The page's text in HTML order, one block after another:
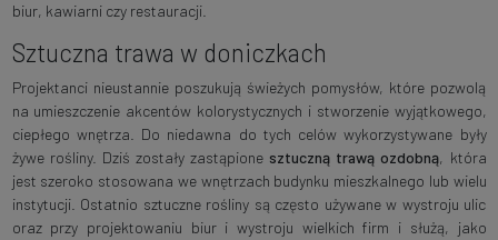
biur, kawiarni czy restauracji.
Sztuczna trawa w doniczkach
Projektanci nieustannie poszukują świeżych pomysłów, które pozwolą
na umieszczenie akcentów kolorystycznych i stworzenie wyjątkowego,
ciepłego wnętrza. Do niedawna do tych celów wykorzystywane były
żywe rośliny. Dziś zostały zastąpione sztuczną trawą ozdobną, która
jest szeroko stosowana we wnętrzach budynku mieszkalnego lub wielu
instytucji. Ostatnio sztuczne rośliny są często używane w wystroju ulic
oraz przy projektowaniu biur i wystroju wielkich firm i służą, jako